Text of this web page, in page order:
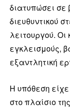
διατυπώσει σε
διευθυντικού
λειτουργού.
εγκλεισμούς,
εξαντλητική
Η υπόθεση
στο πλαίσιο